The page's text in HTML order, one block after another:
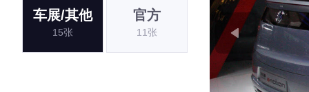
车展/其他
15张
官方
11张